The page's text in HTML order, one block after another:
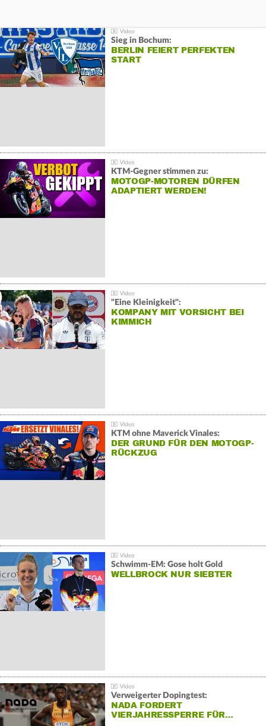
Sieg in Bochum:
BERLIN FEIERT PERFEKTEN
START
KTM-Gegner stimmen zu:
MOTOGP-MOTOREN DÜRFEN
ADAPTIERT WERDEN!
"Eine Kleinigkeit":
KOMPANY MIT VORSICHT BEI
KIMMICH
KTM ohne Maverick Vinales:
DER GRUND FÜR DEN MOTOGP-
RÜCKZUG
Schwimm-EM: Gose holt Gold
WELLBROCK NUR SIEBTER
Verweigerter Dopingtest:
NADA FORDERT
VIERJAHRESSPERRE FÜR…